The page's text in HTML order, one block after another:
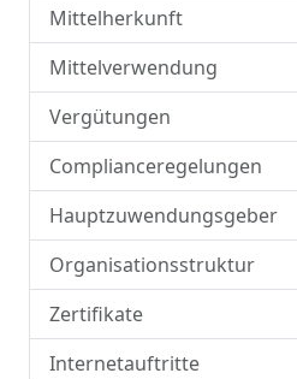
Mittelherkunft
Mittelverwendung
Vergütungen
Complianceregelungen
Hauptzuwendungsgeber
Organisationsstruktur
Zertifikate
Internetauftritte